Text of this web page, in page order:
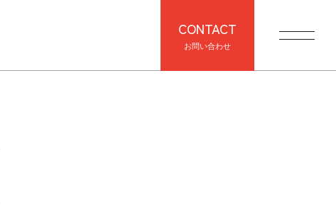
CONTACT
お問い合わせ